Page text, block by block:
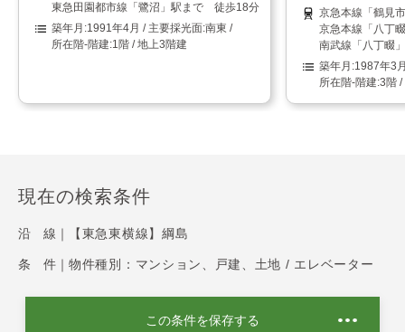
東急田園都市線「鷺沼」駅まで 徒歩18分
1991年4月
南東
1階 / 地上3階建
京急本線「鶴見
京急本線「八丁
南武線「八丁畷
1987年3
3階 /
現在の検索条件
沿 線｜ 【東急東横線】綱島
条 件｜ 物件種別：マンション、戸建、土地 / エレベーター
この条件を保存する